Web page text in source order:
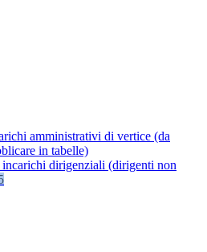
amministrativi di vertice (da
in tabelle)
dirigenziali (dirigenti non